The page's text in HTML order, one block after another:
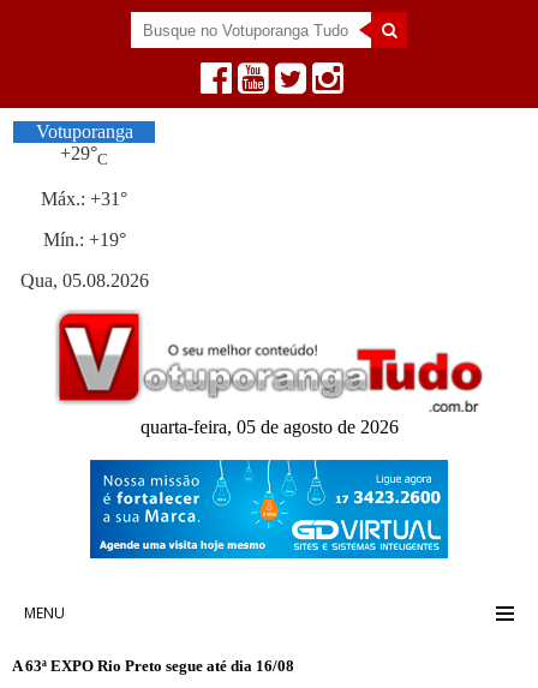
Votuporanga
+29°C
Máx.:+31°
Mín.: +19°
Qua, 05.08.2026
quarta-feira, 05 de agosto de 2026
MENU
A 63ª EXPO Rio Preto segue até dia 16/08